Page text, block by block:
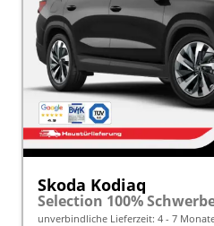
Skoda Kodiaq
unverbindliche Lieferzeit: 4 - 7